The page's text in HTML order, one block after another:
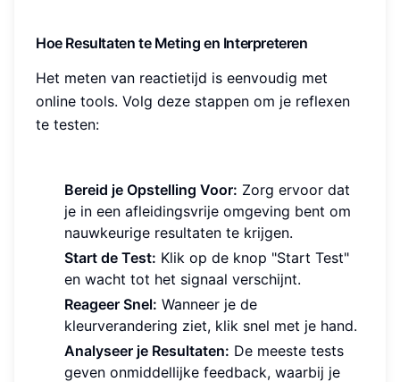
Hoe Resultaten te Meting en Interpreteren
Het meten van reactietijd is eenvoudig met
online tools. Volg deze stappen om je reflexen
te testen:
Bereid je Opstelling Voor: Zorg ervoor dat
je in een afleidingsvrije omgeving bent om
nauwkeurige resultaten te krijgen.
Start de Test: Klik op de knop "Start Test"
en wacht tot het signaal verschijnt.
Reageer Snel: Wanneer je de
kleurverandering ziet, klik snel met je hand.
Analyseer je Resultaten: De meeste tests
geven onmiddellijke feedback, waarbij je